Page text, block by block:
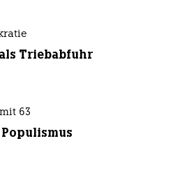
Triebabfuhr
63